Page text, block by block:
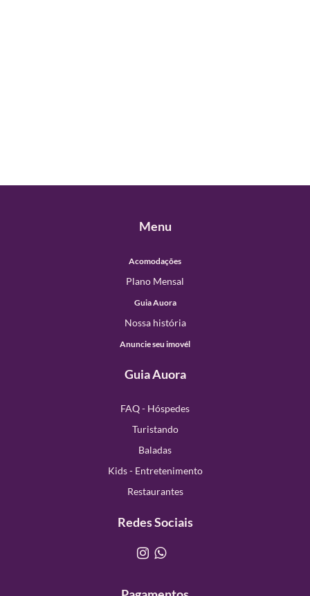
Menu
Acomodações
Plano Mensal
Guia Auora
Nossa história
Anuncie seu imovél
Guia Auora
FAQ - Hóspedes
Turistando
Baladas
Kids - Entretenimento
Restaurantes
Redes Sociais